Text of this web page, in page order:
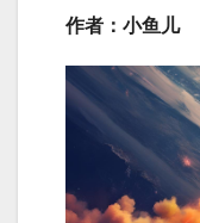
作者：小鱼儿